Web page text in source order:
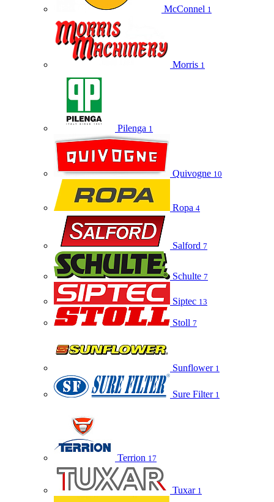
McConnel 1
Morris 1
Pilenga 1
Quivogne 10
Ropa 4
Salford 7
Schulte 7
Siptec 13
Stoll 7
Sunflower 1
Sure Filter 1
Terrion 17
Tuxar 1